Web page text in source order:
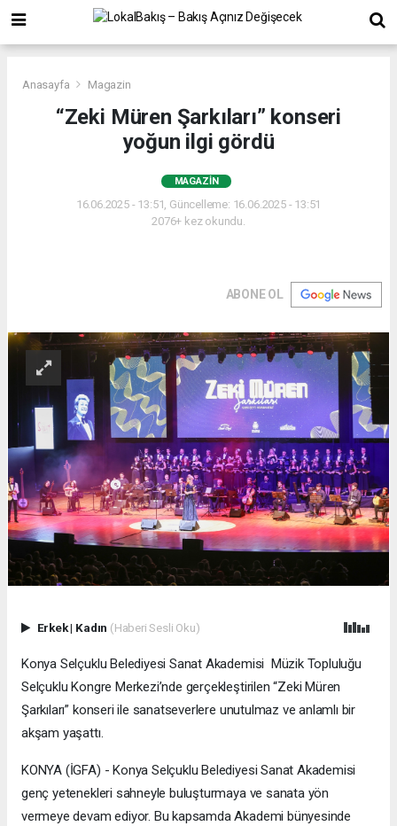
Anasayfa Magazin
“Zeki Müren Şarkıları” konseri
yoğun ilgi gördü
MAGAZIN
16.06.2025 - 13:51, Güncelleme: 16.06.2025 - 13:51
2076+ kez okundu.
ABONE OL
Erkek| Kadın (Haberi Sesli Oku)
Konya Selçuklu Belediyesi Sanat Akademisi Müzik Topluluğu
Selçuklu Kongre Merkezi’nde gerçekleştirilen “Zeki Müren
Şarkıları” konseri ile sanatseverlere unutulmaz ve anlamlı bir
akşam yaşattı.
KONYA (İGFA) - Konya Selçuklu Belediyesi Sanat Akademisi
genç yetenekleri sahneyle buluşturmaya ve sanata yön
vermeye devam ediyor. Bu kapsamda Akademi bünyesinde